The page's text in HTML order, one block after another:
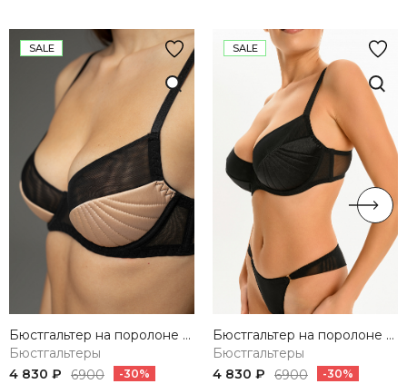
SALE
Бюстгальтер на поролоне SHELL BLACK&CREAM
Бюстгальтеры
4 830 ₽
6900 -30%
SALE
Бюстгальтер на поролоне SHELL BLACK
Бюстгальтеры
4 830 ₽
6900 -30%